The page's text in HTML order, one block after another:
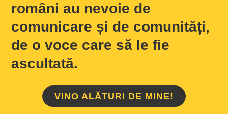
români au nevoie de
comunicare și de comunități,
de o voce care să le fie
ascultată.
VINO ALĂTURI DE MINE!